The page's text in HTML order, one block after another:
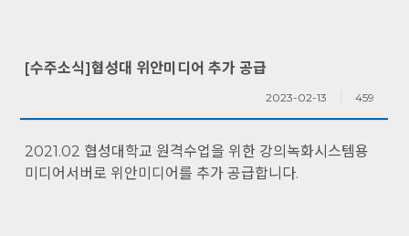
[수주소식]협성대 위안미디어 추가 공급
2023-02-13 459
2021.02 협성대학교 원격수업을 위한 강의녹화시스템용
미디어서버로 위안미디어를 추가 공급합니다.